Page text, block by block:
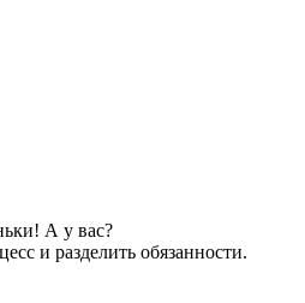
А у вас?
и разделить обязанности.